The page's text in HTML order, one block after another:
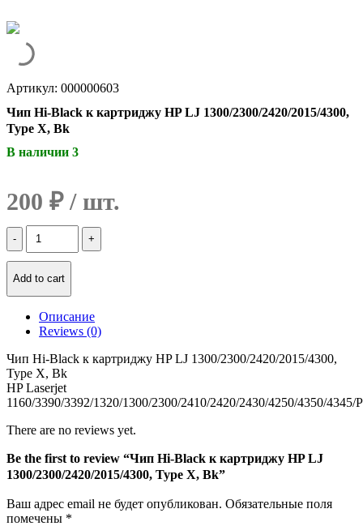
Артикул: 000000603
Чип Hi-Black к картриджу HP LJ 1300/2300/2420/2015/4300,
Type X, Bk
В наличии 3
200 ₽
Количество
Чип
Hi-
Black
Type
X,
Bk
Add to cart
Описание
Reviews (0)
Чип Hi-Black к картриджу HP LJ 1300/2300/2420/2015/4300,
Type X, Bk
HP Laserjet
1160/3390/3392/1320/1300/2300/2410/2420/2430/4250/4350/
There are no reviews yet.
Be the first to review “Чип Hi-Black к картриджу HP LJ
1300/2300/2420/2015/4300, Type X, Bk”
Ваш адрес email не будет опубликован. Обязательные поля
помечены *